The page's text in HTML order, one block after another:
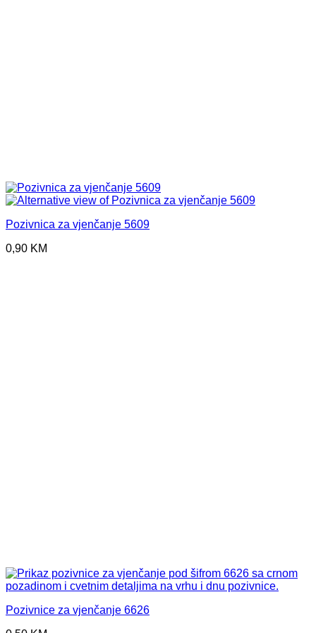
Pozivnica za vjenčanje 5609
0,90 KM
Pozivnice za vjenčanje 6626